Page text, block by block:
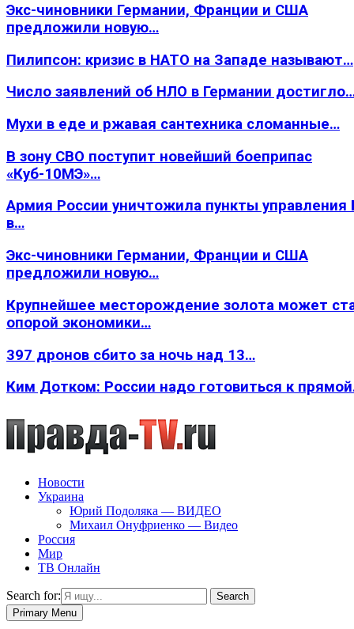
Экс-чиновники Германии, Франции и США
предложили новую…
Пилипсон: кризис в НАТО на Западе называют…
Число заявлений об НЛО в Германии
Мухи в еде и ржавая сантехника сломанные…
В зону СВО поступит новейший боеприпас
«Куб-10МЭ»…
Армия России уничтожила пункты
в…
Экс-чиновники Германии, Франции и США
предложили новую…
Крупнейшее месторождение золота может
опорой экономики…
397 дронов сбито за ночь над 13…
Ким Дотком: России надо готовиться к
Новости
Украина
Юрий Подоляка — ВИДЕО
Михаил Онуфриенко — Видео
Россия
Мир
ТВ Онлайн
Search for:
Search
Primary Menu